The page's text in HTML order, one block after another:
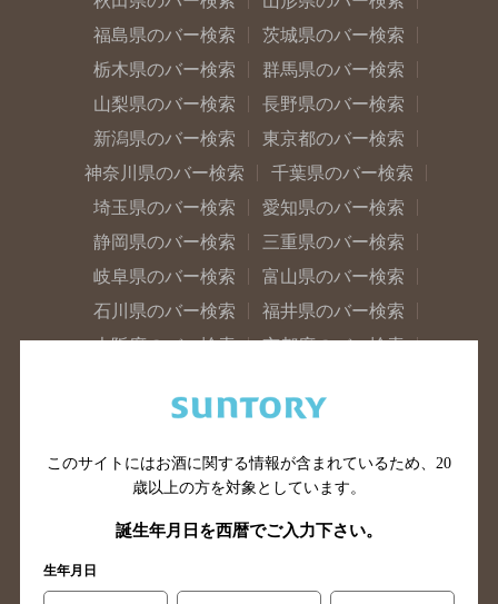
福島県のバー検索
茨城県のバー検索
栃木県のバー検索
群馬県のバー検索
山梨県のバー検索
長野県のバー検索
新潟県のバー検索
東京都のバー検索
神奈川県のバー検索
千葉県のバー検索
埼玉県のバー検索
愛知県のバー検索
静岡県のバー検索
三重県のバー検索
岐阜県のバー検索
富山県のバー検索
石川県のバー検索
福井県のバー検索
大阪府のバー検索
京都府のバー検索
滋賀県のバー検索
和歌山県のバー検索
山口県のバー検索
鳥取県のバー検索
島根県のバー検索
徳島県のバー検索
高知県のバー検索
福岡県のバー検索
このサイトにはお酒に関する情報が含まれているため、 20
歳以上の方を対象としています。
誕生年月日を西暦でご入力下さい。
生年月日